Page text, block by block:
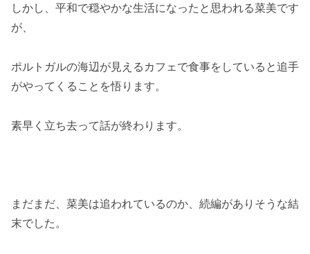
しかし、平和で穏やかな生活になったと思われる菜美です
が、
ポルトガルの海辺が見えるカフェで食事をしていると追手
がやってくることを悟ります。
素早く立ち去って話が終わります。
まだまだ、菜美は追われているのか、続編がありそうな結
末でした。